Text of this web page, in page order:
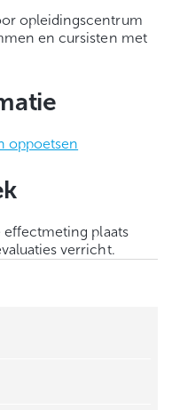
opleidingscentrum
en cursisten met
oppoetsen
plaats
verricht.